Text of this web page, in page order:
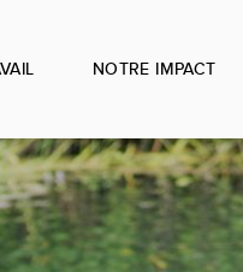
NOTRE IMPACT